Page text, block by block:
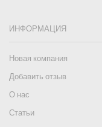
ИНФОРМАЦИЯ
Новая компания
Добавить отзыв
О нас
Статьи